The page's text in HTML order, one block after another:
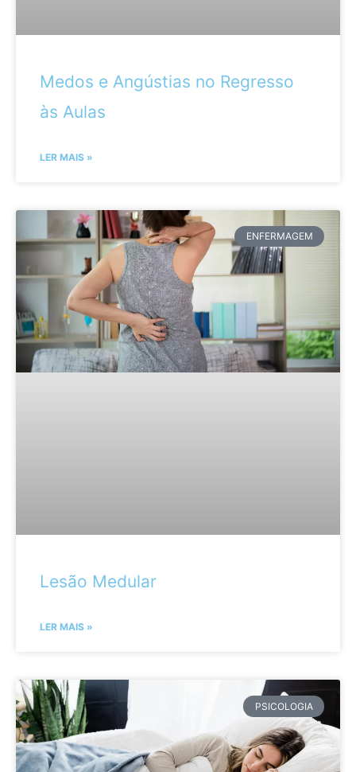
Medos e Angústias no Regresso
às Aulas
LER MAIS »
ENFERMAGEM
Lesão Medular
LER MAIS »
PSICOLOGIA